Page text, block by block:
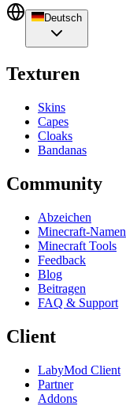
Deutsch
Texturen
Skins
Capes
Cloaks
Bandanas
Community
Abzeichen
Minecraft-Namen
Minecraft Tools
Feedback
Blog
Beitragen
FAQ & Support
Client
LabyMod Client
Partner
Addons